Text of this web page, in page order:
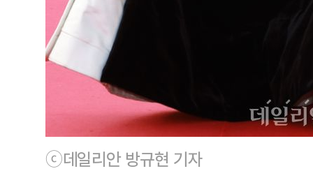
ⓒ데일리안 방규현 기자